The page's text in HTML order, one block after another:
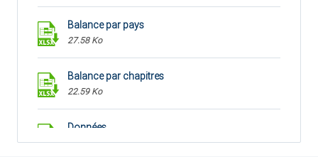
Balance par pays
27.58 Ko
Balance par chapitres
22.59 Ko
Données
46.11 Ko